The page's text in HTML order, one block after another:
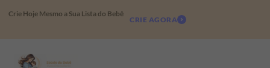
Crie Hoje Mesmo a Sua Lista do Bebê
CRIE AGORA